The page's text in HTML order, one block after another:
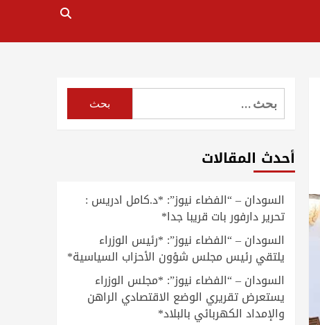
البحث
عن:
أحدث المقالات
السودان – “الفضاء نيوز”: *د.كامل ادريس :
تحرير دارفور بات قريبا جدا*
السودان – “الفضاء نيوز”: *رئيس الوزراء
يلتقي رئيس مجلس شؤون الأحزاب السياسية*
السودان – “الفضاء نيوز”: *مجلس الوزراء
يستعرض تقريري الوضع الاقتصادي الراهن
والإمداد الكهربائي بالبلاد*